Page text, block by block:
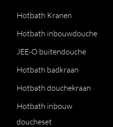
Hotbath Kranen
Hotbath inbouwdouche
JEE-O buitendouche
Hotbath badkraan
Hotbath douchekraan
Hotbath inbouw
doucheset